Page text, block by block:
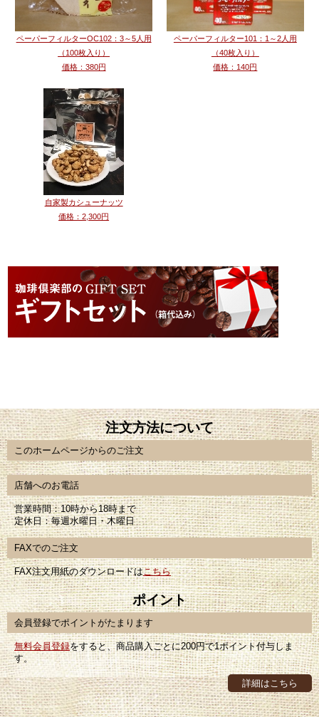
ペーパーフィルターOC102：3～5人用
（100枚入り）
価格：380円
ペーパーフィルター101：1～2人用
（40枚入り）
価格：140円
自家製カシューナッツ
価格：2,300円
注文方法について
このホームページからのご注文
店舗へのお電話
営業時間：10時から18時まで
定休日：毎週水曜日・木曜日
FAXでのご注文
FAX注文用紙のダウンロードはこちら
ポイント
会員登録でポイントがたまります
無料会員登録をすると、商品購入ごとに200円で1ポイント付与しま
す。
詳細はこちら